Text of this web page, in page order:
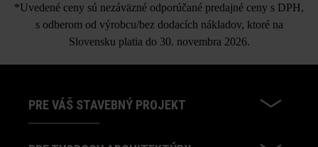
*Uvedené ceny sú nezáväzné odporúčané predajné ceny s DPH,
s odberom od výrobcu/bez dodacích nákladov, ktoré na
Slovensku platia do 30. novembra 2026.
PRE VÁŠ STAVEBNÝ PROJEKT